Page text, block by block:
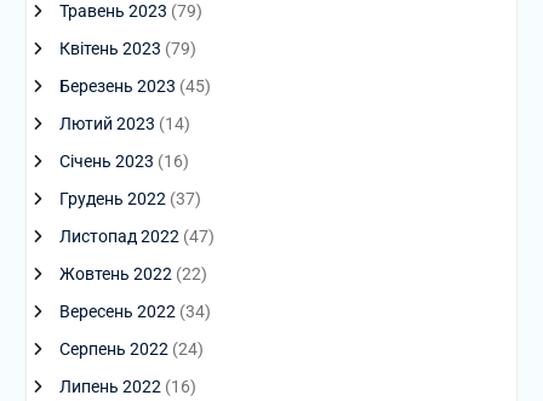
Травень 2023 (79)
Квітень 2023 (79)
Березень 2023 (45)
Лютий 2023 (14)
Січень 2023 (16)
Грудень 2022(37)
Листопад 2022(47)
Жовтень 2022(22)
Вересень 2022(34)
Серпень 2022(24)
Липень 2022(16)